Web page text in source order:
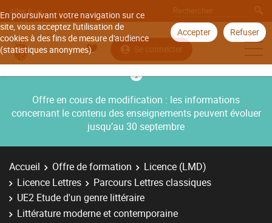
En poursuivant votre navigation sur ce
site, vous acceptez l'utilisation de
cookies à des fins de mesure d'audience
(statistiques anonymes).
Accepter Refuser
Aller à
Se connecter
Offre en cours de modification : les informations
concernant le contenu des enseignements peuvent évoluer
jusqu’au 30 septembre
Accueil Offre de formation
Licence (LMD)
Licence Lettres
Parcours Lettres classiques
UE2 Etude d'un genre littéraire
Littérature moderne et contemporaine